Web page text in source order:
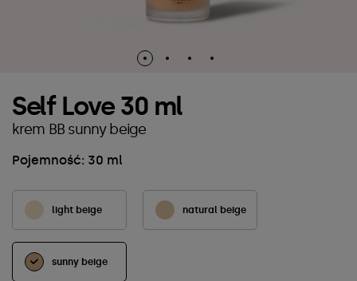
Self Love 30 ml
krem BB sunny beige
Pojemność: 30 ml
light beige natural beige
sunny beige